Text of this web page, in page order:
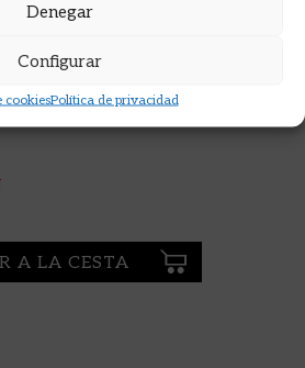
Denegar
Configurar
cookiesPolítica de privacidad
A LA CESTA